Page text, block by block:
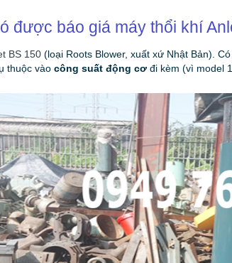
được báo giá máy thổi khí
BS 150 (loại Roots Blower, xuất xứ Nhật Bản).
thuộc vào công suất động cơ đi kèm (vì model